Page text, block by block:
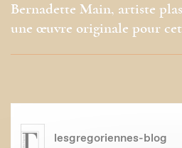
Bernadette Main, artiste
une œuvre originale pour